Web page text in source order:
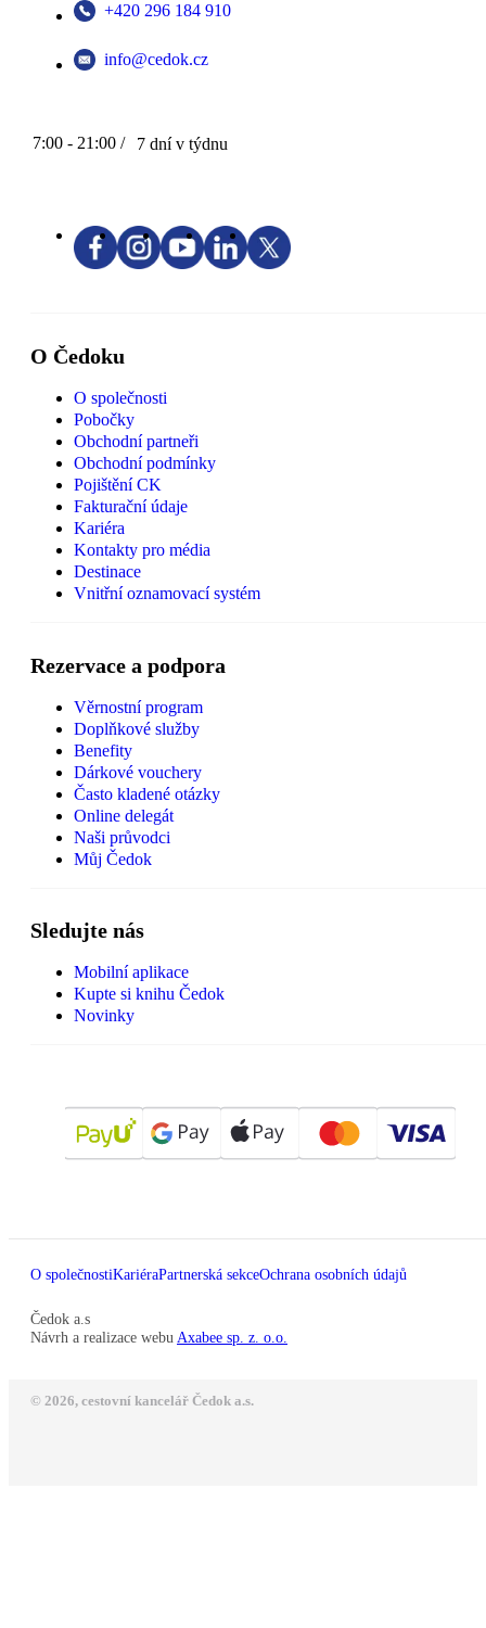
+420 296 184 910
info@cedok.cz
7:00 - 21:00 / 7 dní v týdnu
O Čedoku
O společnosti
Pobočky
Obchodní partneři
Obchodní podmínky
Pojištění CK
Fakturační údaje
Kariéra
Kontakty pro média
Destinace
Vnitřní oznamovací systém
Rezervace a podpora
Věrnostní program
Doplňkové služby
Benefity
Dárkové vouchery
Často kladené otázky
Online delegát
Naši průvodci
Můj Čedok
Sledujte nás
Mobilní aplikace
Kupte si knihu Čedok
Novinky
O společnostiKariéraPartnerská sekceOchrana osobních údajů
Čedok a.s
Návrh a realizace webu Axabee sp. z. o.o.
© 2026, cestovní kancelář Čedok a.s.